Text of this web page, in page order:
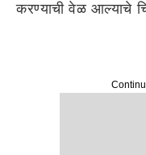
करण्याची वेळ आल्याचे